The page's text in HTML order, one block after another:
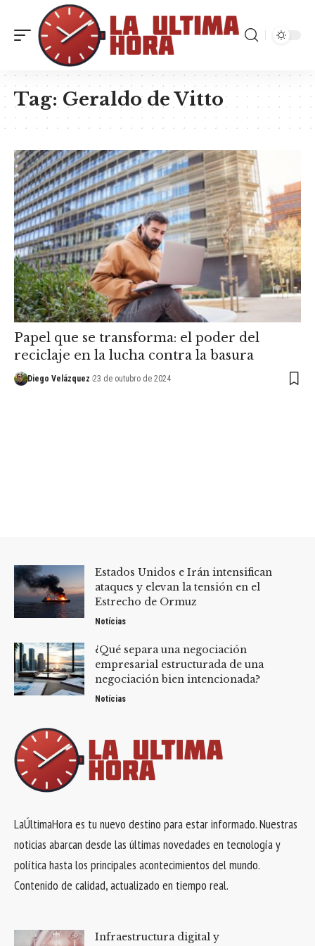
Tag: Geraldo de Vitto
Papel que se transforma: el poder del
reciclaje en la lucha contra la basura
Diego Velázquez 23 de outubro de 2024
Estados Unidos e Irán intensifican
ataques y elevan la tensión en el
Estrecho de Ormuz
Notícias
¿Qué separa una negociación
empresarial estructurada de una
negociación bien intencionada?
Notícias
LaÚltimaHora es tu nuevo destino para estar informado. Nuestras
noticias abarcan desde las últimas novedades en tecnología y
política hasta los principales acontecimientos del mundo.
Contenido de calidad, actualizado en tiempo real.
Infraestructura digital y